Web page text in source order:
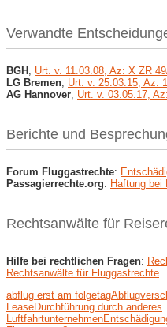
Verwandte
BGH Urt. v. 11.03.08, Az: X ZR
LG Bremen Urt. v. 25.03.15, Az:
AG Hannover Urt. v. 03.05.17,
Berichte und
Forum Fluggastrechte:
Passagierrechte.org: Haftung bei
Rechtsanwälte für
Hilfe bei rechtlichen Fragen:
Rechtsanwälte für Fluggastrechte
abflug erst am folgetag
LeaseDurchführung durch anderes
Luftfahrtunternehmen